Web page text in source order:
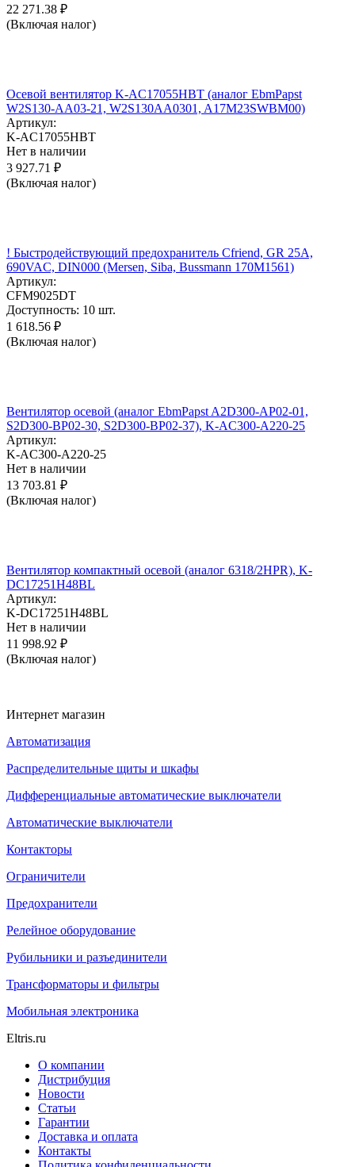
22 271.38 ₽
(Включая налог)
Осевой вентилятор K-AC17055HBT (аналог EbmPapst
W2S130-AA03-21, W2S130AA0301, A17M23SWBM00)
Артикул:
K-AC17055HBT
Нет в наличии
3 927.71 ₽
(Включая налог)
! Быстродействующий предохранитель Cfriend, GR 25А,
690VAC, DIN000 (Mersen, Siba, Bussmann 170M1561)
Артикул:
CFM9025DT
Доступность: 10 шт.
1 618.56 ₽
(Включая налог)
Вентилятор осевой (аналог EbmPapst A2D300-AP02-01,
S2D300-BP02-30, S2D300-BP02-37), K-AC300-A220-25
Артикул:
K-AC300-A220-25
Нет в наличии
13 703.81 ₽
(Включая налог)
Вентилятор компактный осевой (аналог 6318/2HPR), K-
DC17251H48BL
Артикул:
K-DC17251H48BL
Нет в наличии
11 998.92 ₽
(Включая налог)
Интернет магазин
Автоматизация
Распределительные щиты и шкафы
Дифференциальные автоматические выключатели
Автоматические выключатели
Контакторы
Ограничители
Предохранители
Релейное оборудование
Рубильники и разъединители
Трансформаторы и фильтры
Мобильная электроника
Eltris.ru
О компании
Дистрибуция
Новости
Статьи
Гарантии
Доставка и оплата
Контакты